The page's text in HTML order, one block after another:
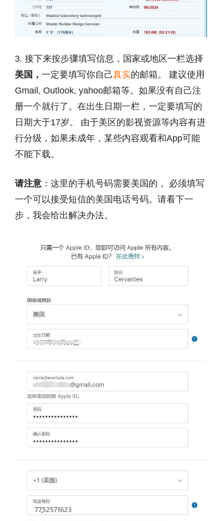
3. 接下来按步骤填写信息，国家或地区一栏选择
美国， 一定要填写你自己真实的邮箱。 建议使用
Gmail, Outlook, yahoo邮箱等。如果没有自己注
册一个就行了。在出生日期一栏，一定要填写的
日期大于17岁。 由于美区的影视资源等内容有进
行分级，如果未成年，某些内容观看和App可能
不能下载。
请注意 ：这里的手机号码需要美国的， 必须填写
一个可以接受短信的美国电话号码。请看下一
步，我会给出解决办法。